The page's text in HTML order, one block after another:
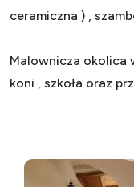
ceramiczna ) ,
Malownicza okolica
koni , szkoła oraz